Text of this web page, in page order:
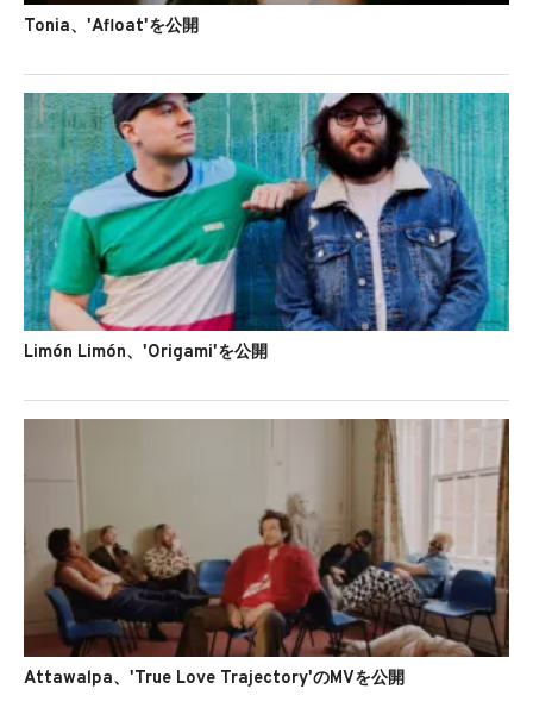
Tonia、'Afloat'を公開
Limón Limón、'Origami'を公開
Attawalpa、'True Love Trajectory'のMVを公開